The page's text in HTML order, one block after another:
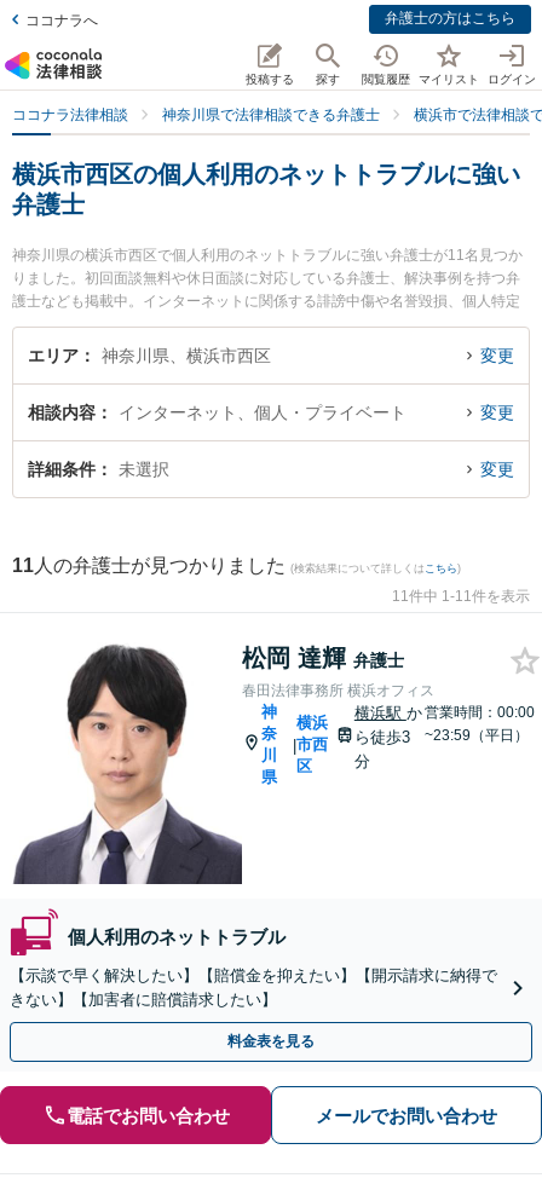
ココナラへ 弁護士の方はこちら
投稿する 探す 閲覧履歴 マイリスト ログイン
ココナラ法律相談 神奈川県で法律相談できる弁護士 横浜市で法律相談
横浜市西区の個人利用のネットトラブルに強い
弁護士
神奈川県の横浜市西区で個人利用のネットトラブルに強い弁護士が11名見つか
りました。初回面談無料や休日面談に対応している弁護士、解決事例を持つ弁
護士なども掲載中。インターネットに関係する誹謗中傷や名誉毀損、個人特定
等の細かな分野での絞り込み検索もでき便利です。特に春田法律事務所 横浜オ
フィスの松岡 達輝弁護士や弁護士法人オリオン 法律事務所横浜支部の吉田 佑
た個人利用のネットトラブルのトラブルを今すぐに弁護士に相談したい』『個
人利用のネットトラブルのトラブル解決の実績豊富な近くの弁護士を検索した
い』『初回相談無料で個人利用のネットトラブルを法律相談できる横浜市西区
エリア 神奈川県、横浜市西区 変更
相談内容 インターネット、個人・プライベート 変更
詳細条件 未選択 変更
11 人の弁護士が見つかりました (検索結果について詳しくは こちら)
11件中 1-11件を表示
松岡 達輝 弁護士
春田法律事務所 横浜オフィス
神
奈
川
県
|
横浜
市西
区
横浜駅 か
ら徒歩3
分
営業時間：00:00
~23:59（平日）
個人利用のネットトラブル
【示談で早く解決したい】【賠償金を抑えたい】【開示請求に納得で
きない】【加害者に賠償請求したい】
料金表を見る
電話でお問い合わせ メールでお問い合わせ